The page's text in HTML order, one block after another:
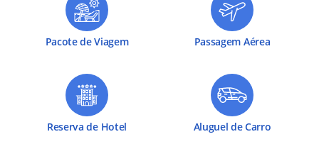
Pacote de Viagem Passagem Aérea
Reserva de Hotel Aluguel de Carro